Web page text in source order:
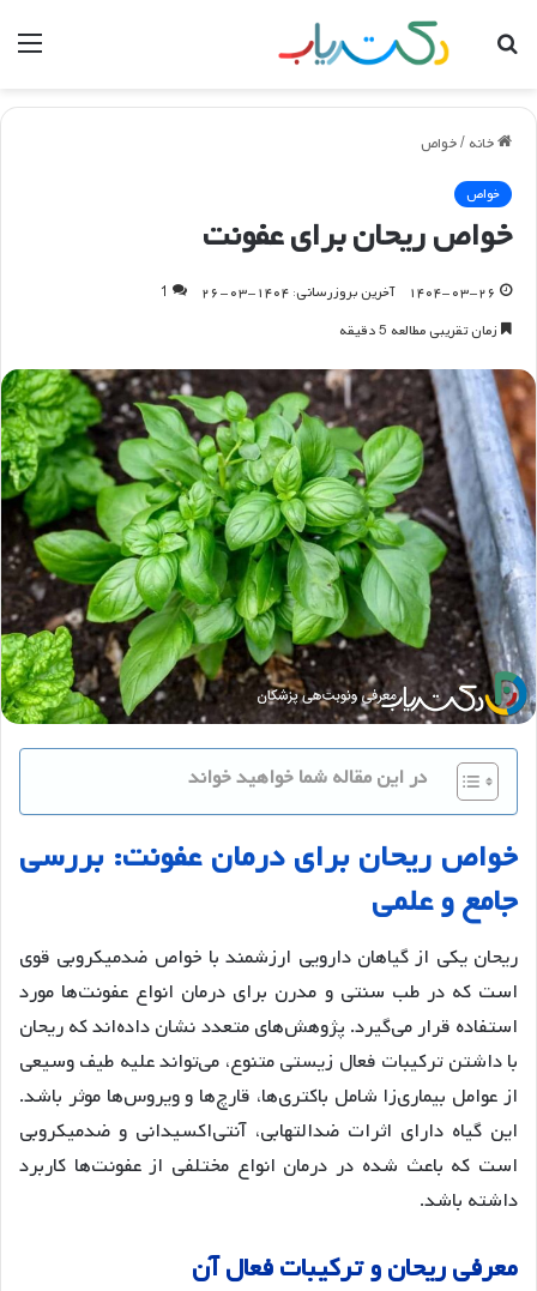
جستجو
خانه /خواص
خواص
خواص ریحان برای عفونت
۱۴۰۴-۰۳-۲۶ آخرین بروزرسانی: ۱۴۰۴-۰۳-۲۶
1
زمان تقریبی مطالعه 5 دقیقه
در این مقاله شما خواهید خواند
خواص ریحان برای درمان عفونت:بررسی
جامعوعلمی
ریحان یکی از گیاهان دارویی ارزشمند با خواص ضدمیکروبی قوی
است که در طب سنتی و مدرن برای درمان انواع عفونت‌ها مورد
استفاده قرار می‌گیرد. پژوهش‌های متعدد نشان داده‌اند که ریحان
با داشتن ترکیبات فعال زیستی متنوع، می‌تواند علیه طیف وسیعی
از عوامل بیماری‌زا شامل باکتری‌ها، قارچ‌ها و ویروس‌ها موثر باشد.
این گیاه دارای اثرات ضدالتهابی، آنتی‌اکسیدانی و ضدمیکروبی
است که باعث شده در درمان انواع مختلفی از عفونت‌ها کاربرد
داشته باشد.
معرفیریحانوترکیباتفعالآن